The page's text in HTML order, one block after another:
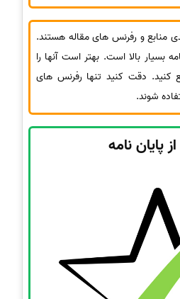
منابع و رفرنس های مقاله هستند.
بسیار بالا است. بهتر است آنها را
به 10 الی 30 منبع کنید. دقت کنید تنها رفرنس های
شوند.
پایان نامه